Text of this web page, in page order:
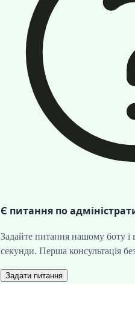
Є питання по
Задайте питання нашому боту і
секунди. Перша консультація
Задати питання